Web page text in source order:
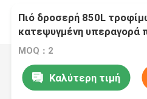
Πιό δροσερή 850L
κατεψυγμένη υπεραγορά
επίδειξης
MOQ：2
Καλύτερη τιμή